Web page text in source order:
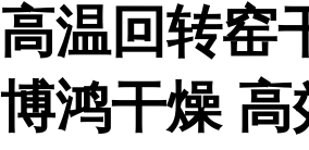
高温回转窑
博鸿干燥 高